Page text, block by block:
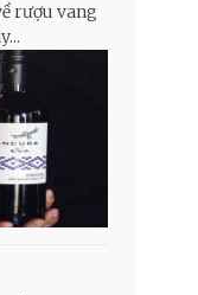
rượu vang